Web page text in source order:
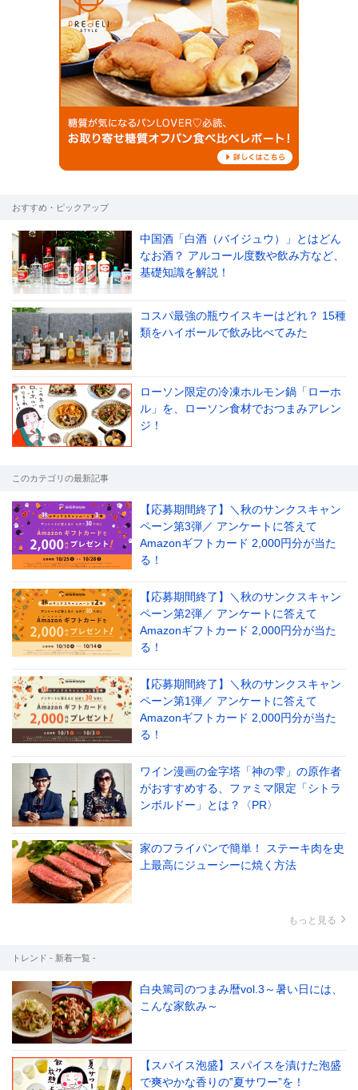
おすすめ・ピックアップ
中国酒「白酒（バイジュウ）」とはどん
なお酒？ アルコール度数や飲み方など、
基礎知識を解説！
コスパ最強の瓶ウイスキーはどれ？ 15種
類をハイボールで飲み比べてみた
ローソン限定の冷凍ホルモン鍋「ローホ
ル」を、ローソン食材でおつまみアレン
ジ！
このカテゴリの最新記事
【応募期間終了】＼秋のサンクスキャン
ペーン第3弾／ アンケートに答えて
Amazonギフトカード 2,000円分が当た
る！
【応募期間終了】＼秋のサンクスキャン
ペーン第2弾／ アンケートに答えて
Amazonギフトカード 2,000円分が当た
る！
【応募期間終了】＼秋のサンクスキャン
ペーン第1弾／ アンケートに答えて
Amazonギフトカード 2,000円分が当た
る！
ワイン漫画の金字塔「神の雫」の原作者
がおすすめする、ファミマ限定「シトラ
ンボルドー」とは？〈PR〉
家のフライパンで簡単！ ステーキ肉を史
上最高にジューシーに焼く方法
もっと見る
トレンド - 新着一覧 -
白央篤司のつまみ暦vol.3～暑い日には、
こんな家飲み～
【スパイス泡盛】スパイスを漬けた泡盛
で爽やかな香りの‟夏サワー”を！